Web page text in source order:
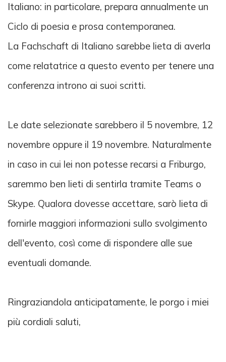
Italiano: in particolare, prepara annualmente un
Ciclo di poesia e prosa contemporanea.
La Fachschaft di Italiano sarebbe lieta di averla
come relatatrice a questo evento per tenere una
conferenza introno ai suoi scritti.
Le date selezionate sarebbero il 5 novembre, 12
novembre oppure il 19 novembre. Naturalmente
in caso in cui lei non potesse recarsi a Friburgo,
saremmo ben lieti di sentirla tramite Teams o
Skype. Qualora dovesse accettare, sarò lieta di
fornirle maggiori informazioni sullo svolgimento
dell'evento, così come di rispondere alle sue
eventuali domande.
Ringraziandola anticipatamente, le porgo i miei
più cordiali saluti,